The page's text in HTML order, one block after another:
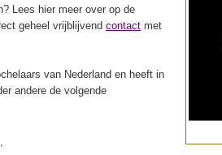
Lees hier meer over op de
geheel vrijblijvend contact met
van Nederland en heeft in
andere de volgende